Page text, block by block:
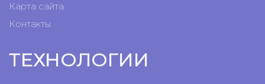
Карта сайта
Контакты
ТЕХНОЛОГИИ